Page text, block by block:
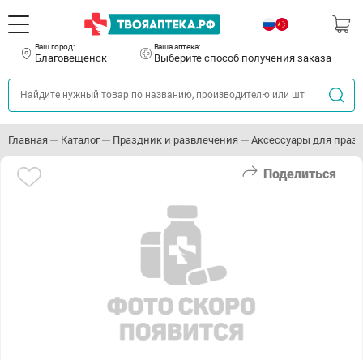
Ваш город:
Благовещенск
Ваша аптека:
Выберите способ получения заказа
Главная Каталог Праздник и развлечения Аксессуары для
Поделиться